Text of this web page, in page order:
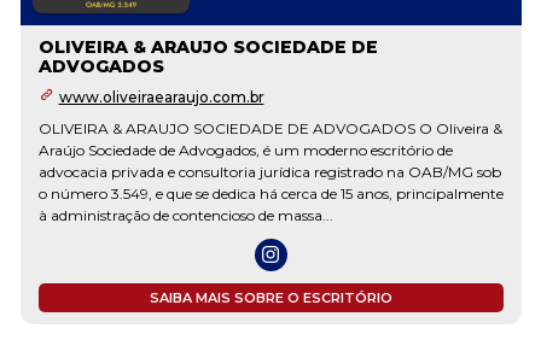
OLIVEIRA & ARAUJO SOCIEDADE DE
ADVOGADOS
www.oliveiraearaujo.com.br
OLIVEIRA & ARAUJO SOCIEDADE DE ADVOGADOS O Oliveira &
Araújo Sociedade de Advogados, é um moderno escritório de
advocacia privada e consultoria jurídica registrado na OAB/MG sob
o número 3.549, e que se dedica há cerca de 15 anos, principalmente
à administração de contencioso de massa...
SAIBA MAIS SOBRE O ESCRITÓRIO